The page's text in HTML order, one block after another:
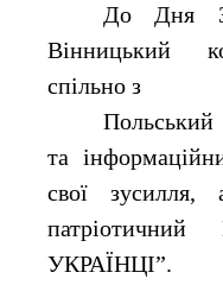
До Дня
Вінницький
спільно з
Польський
та
свої зусилля,
УКРАЇНЦІ”.